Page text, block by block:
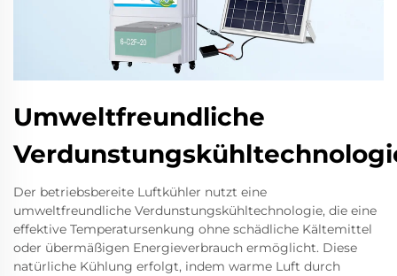
Umweltfreundliche
Der betriebsbereite Luftkühler nutzt eine
umweltfreundliche Verdunstungskühltechnologie, die eine
effektive Temperatursenkung ohne schädliche Kältemittel
oder übermäßigen Energieverbrauch ermöglicht. Diese
natürliche Kühlung erfolgt, indem warme Luft durch